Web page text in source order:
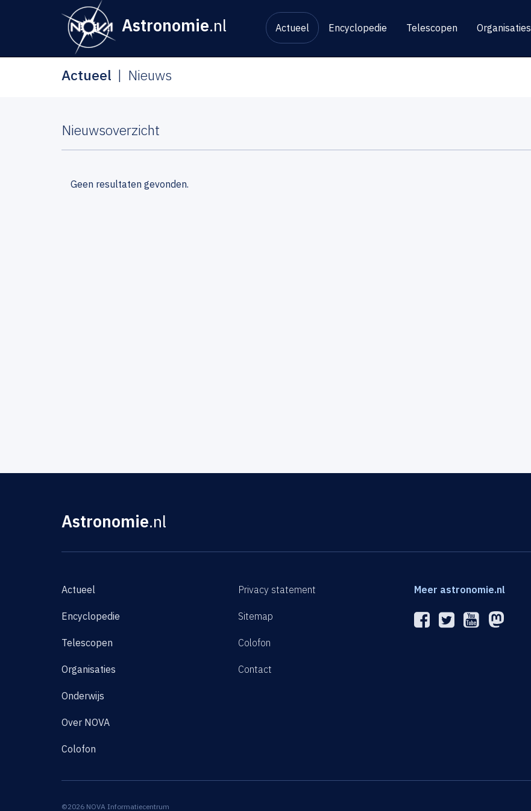
Astronomie.nl Actueel Encyclopedie Telescopen Organisaties
Actueel Nieuws
Nieuwsoverzicht
Geen resultaten gevonden.
Astronomie.nl
Actueel
Encyclopedie
Telescopen
Organisaties
Onderwijs
Over NOVA
Colofon
Privacy statement
Sitemap
Colofon
Contact
Meer astronomie.nl
©2026 NOVA Informatiecentrum